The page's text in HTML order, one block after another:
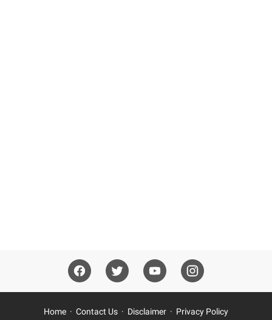
Home Contact Us Disclaimer Privacy Policy